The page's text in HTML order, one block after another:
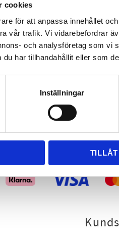
cookies
för att anpassa innehållet
vår trafik. Vi vidarebefordrar
och analysföretag som vi
du har tillhandahållit eller som
Inställningar
E-mail:
Opening hours:
Handla